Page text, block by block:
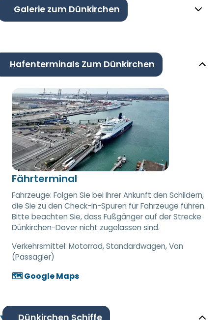
Galerie zum Dünkirchen
Hafenterminals Zum Dünkirchen
Fährterminal
Fahrzeuge: Folgen Sie bei Ihrer Ankunft den Schildern,
die Sie zu den Check-in-Spuren für Fahrzeuge führen.
Bitte beachten Sie, dass Fußgänger auf der Strecke
Dünkirchen-Dover nicht zugelassen sind.
Verkehrsmittel: Motorrad, Standardwagen, Van
(Passagier)
🗺️ Google Maps
Dünkirchen Schiffe